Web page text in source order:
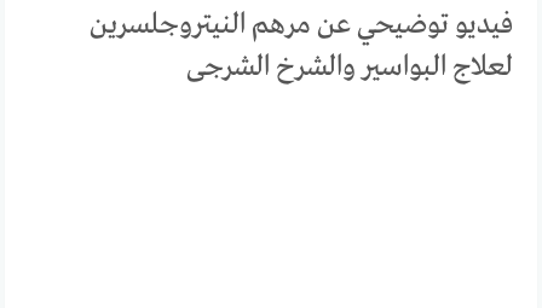
فيديو توضيحي عن مرهم النيتروجلسرين
لعلاج البواسير والشرخ الشرجى